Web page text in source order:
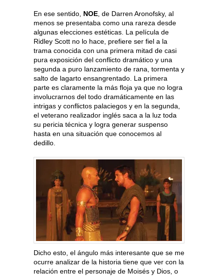
En ese sentido, NOE, de Darren Aronofsky, al
menos se presentaba como una rareza desde
algunas elecciones estéticas. La película de
Ridley Scott no lo hace, prefiere ser fiel a la
trama conocida con una primera mitad de casi
pura exposición del conflicto dramático y una
segunda a puro lanzamiento de rana, tormenta y
salto de lagarto ensangrentado. La primera
parte es claramente la más floja ya que no logra
involucrarnos del todo dramáticamente en las
intrigas y conflictos palaciegos y en la segunda,
el veterano realizador inglés saca a la luz toda
su pericia técnica y logra generar suspenso
hasta en una situación que conocemos al
dedillo.
Dicho esto, el ángulo más interesante que se me
ocurre analizar de la historia tiene que ver con la
relación entre el personaje de Moisés y Dios, o